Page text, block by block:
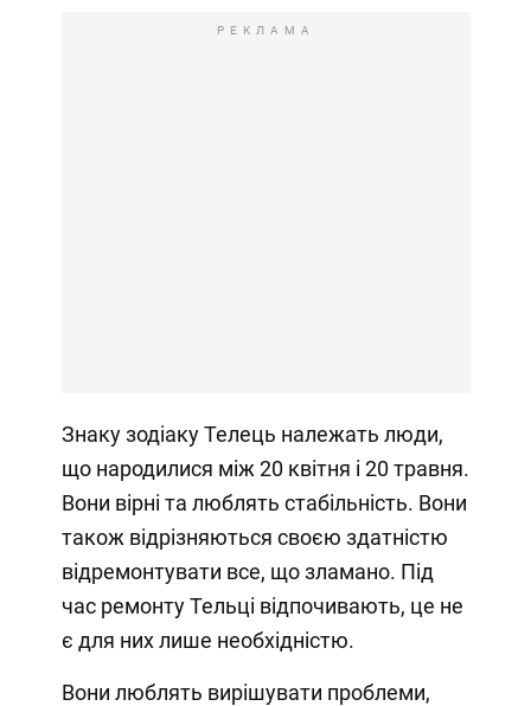
РЕКЛАМА
Знаку зодіаку Телець належать люди,
що народилися між 20 квітня і 20 травня.
Вони вірні та люблять стабільність. Вони
також відрізняються своєю здатністю
відремонтувати все, що зламано. Під
час ремонту Тельці відпочивають, це не
є для них лише необхідністю.
Вони люблять вирішувати проблеми,